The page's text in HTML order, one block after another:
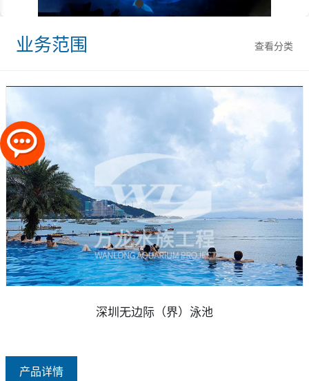
查看分类
业务范围
深圳无边际（界）泳池
产品详情